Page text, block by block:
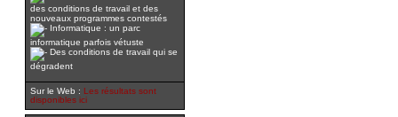
des conditions de travail et des
nouveaux programmes contestés
Informatique : un parc
informatique parfois vétuste
Des conditions de travail qui se
dégradent
Sur le Web : Les résultats sont
disponibles ici